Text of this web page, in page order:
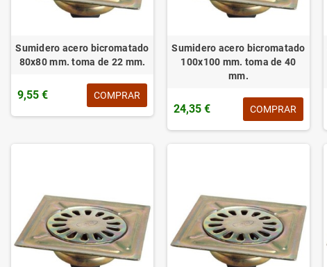
Sumidero acero bicromatado
80x80 mm. toma de 22 mm.
9,55 € COMPRAR
Sumidero acero bicromatado
100x100 mm. toma de 40
mm.
24,35 € COMPRAR